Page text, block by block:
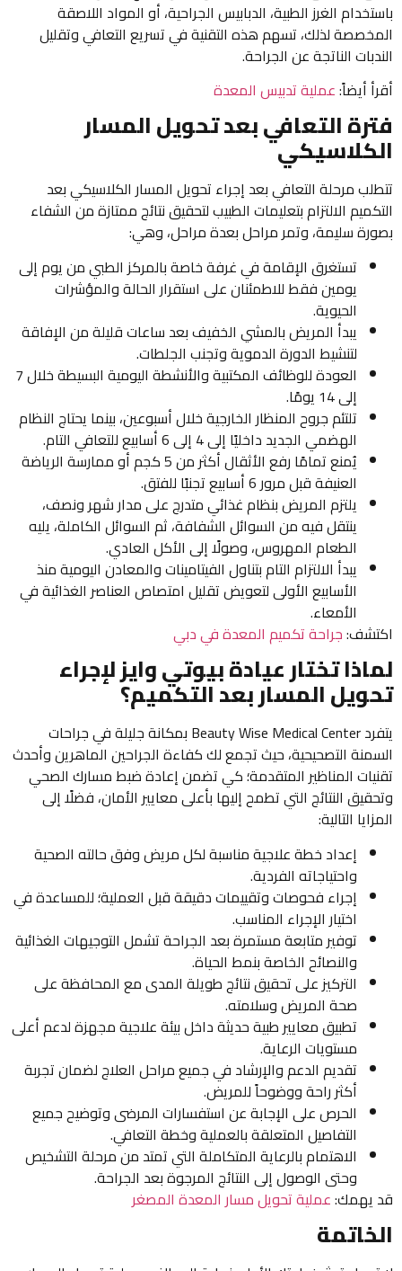
باستخدام الغرز الطبية، الدبابيس الجراحية، أو المواد اللاصقة
المخصصة لذلك، تسهم هذه التقنية في تسريع التعافي وتقليل
الندبات الناتجة عن الجراحة.
أقرأ أيضاً:عملية تدبيس المعدة
فترة التعافي بعد تحويل المسار
الكلاسيكي
تتطلب مرحلة التعافي بعد إجراء تحويل المسار الكلاسيكي بعد
التكميم الالتزام بتعليمات الطبيب لتحقيق نتائج ممتازة من الشفاء
بصورة سليمة، وتمر مراحل بعدة مراحل، وهي:
تستغرق الإقامة في غرفة خاصة بالمركز الطبي من يوم إلى
يومين فقط للاطمئنان على استقرار الحالة والمؤشرات
الحيوية.
يبدأ المريض بالمشي الخفيف بعد ساعات قليلة من الإفاقة
لتنشيط الدورة الدموية وتجنب الجلطات.
العودة للوظائف المكتبية والأنشطة اليومية البسيطة خلال 7
إلى 14 يومًا.
تلتئم جروح المنظار الخارجية خلال أسبوعين، بينما يحتاج النظام
الهضمي الجديد داخليًا إلى 4 إلى 6 أسابيع للتعافي التام.
يُمنع تمامًا رفع الأثقال أكثر من 5 كجم أو ممارسة الرياضة
العنيفة قبل مرور 6 أسابيع تجنبًا للفتق.
يلتزم المريض بنظام غذائي متدرج على مدار شهر ونصف،
ينتقل فيه من السوائل الشفافة، ثم السوائل الكاملة، يليه
الطعام المهروس، وصولًا إلى الأكل العادي.
يبدأ الالتزام التام بتناول الفيتامينات والمعادن اليومية منذ
الأسابيع الأولى لتعويض تقليل امتصاص العناصر الغذائية في
الأمعاء.
اكتشف:جراحة تكميم المعدة في دبي
لماذا تختار عيادة بيوتي وايز لإجراء
تحويل المسار بعد التكميم؟
يتفرد Beauty Wise Medical Center بمكانة جليلة في جراحات
السمنة التصحيحية، حيث تجمع لك كفاءة الجراحين الماهرين وأحدث
تقنيات المناظير المتقدمة؛ كي تضمن إعادة ضبط مسارك الصحي
وتحقيق النتائج التي تطمح إليها بأعلى معايير الأمان، فضلًا إلى
المزايا التالية:
إعداد خطة علاجية مناسبة لكل مريض وفق حالته الصحية
واحتياجاته الفردية.
إجراء فحوصات وتقييمات دقيقة قبل العملية؛ للمساعدة في
اختيار الإجراء المناسب.
توفير متابعة مستمرة بعد الجراحة تشمل التوجيهات الغذائية
والنصائح الخاصة بنمط الحياة.
التركيز على تحقيق نتائج طويلة المدى مع المحافظة على
صحة المريض وسلامته.
تطبيق معايير طبية حديثة داخل بيئة علاجية مجهزة لدعم أعلى
مستويات الرعاية.
تقديم الدعم والإرشاد في جميع مراحل العلاج لضمان تجربة
أكثر راحة ووضوحاً للمريض.
الحرص على الإجابة عن استفسارات المرضى وتوضيح جميع
التفاصيل المتعلقة بالعملية وخطة التعافي.
الاهتمام بالرعاية المتكاملة التي تمتد من مرحلة التشخيص
وحتى الوصول إلى النتائج المرجوة بعد الجراحة.
قد يهمك:عملية تحويل مسار المعدة المصغر
الخاتمة